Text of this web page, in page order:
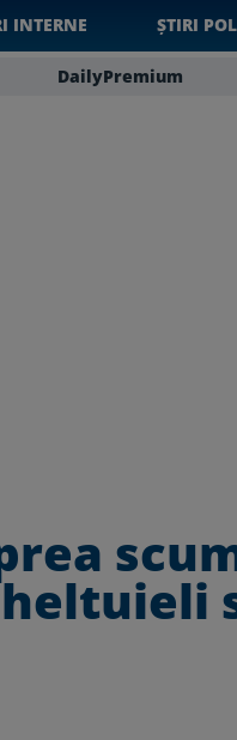
INTERNE ȘTIRI
DailyPremium